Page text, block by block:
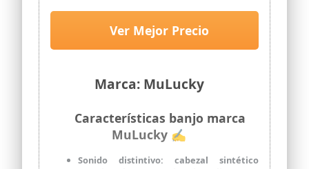
madera maciza, kit para
principiantes con barra de
armadura y bolsa de armadura
Marca: MuLucky
Ver Mejor Precio
Características banjo marca
MuLucky ✍
Sonido distintivo: cabezal sintético